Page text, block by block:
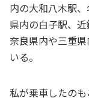
内の大和八木駅
県内の白子駅、
奈良県内や三重
いる。
私が乗車したの